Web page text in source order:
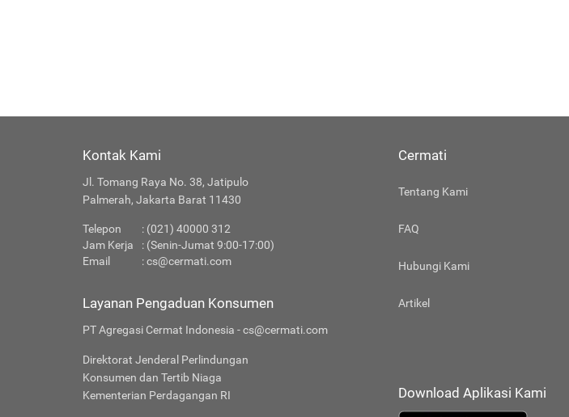
Kontak Kami
Jl. Tomang Raya No. 38, Jatipulo
Palmerah, Jakarta Barat 11430
Telepon
: (021) 40000 312
Jam Kerja
: (Senin-Jumat 9:00-17:00)
Email
:cs@cermati.com
Layanan Pengaduan Konsumen
PT Agregasi Cermat Indonesia - cs@cermati.com
Direktorat Jenderal Perlindungan
Konsumen dan Tertib Niaga
Kementerian Perdagangan RI
Cermati
Tentang Kami
FAQ
Hubungi Kami
Artikel
Download Aplikasi Kami